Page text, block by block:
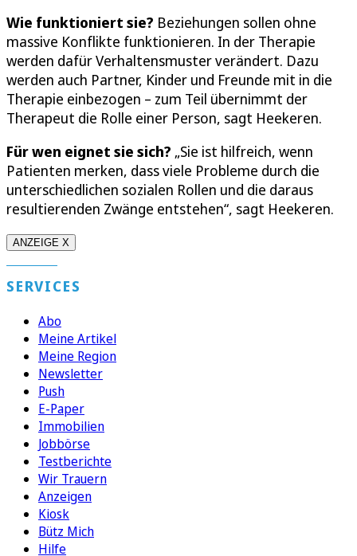
Wie funktioniert sie? Beziehungen sollen ohne
massive Konflikte funktionieren. In der Therapie
werden dafür Verhaltensmuster verändert. Dazu
werden auch Partner, Kinder und Freunde mit in die
Therapie einbezogen – zum Teil übernimmt der
Therapeut die Rolle einer Person, sagt Heekeren.
Für wen eignet sie sich? „Sie ist hilfreich, wenn
Patienten merken, dass viele Probleme durch die
unterschiedlichen sozialen Rollen und die daraus
resultierenden Zwänge entstehen“, sagt Heekeren.
ANZEIGE X
SERVICES
Abo
Meine Artikel
Meine Region
Newsletter
Push
E-Paper
Immobilien
Jobbörse
Testberichte
Wir Trauern
Anzeigen
Kiosk
Bütz Mich
Hilfe